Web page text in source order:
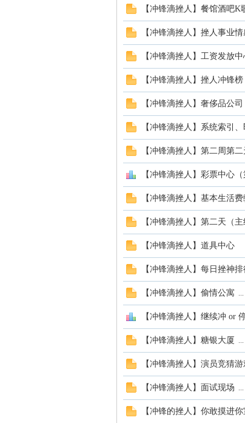
【冲锋滴挫人】餐馆酒吧
【冲锋滴挫人】挫人事业
【冲锋滴挫人】工资发放中
【冲锋滴挫人】挫人冲锋榜
【冲锋滴挫人】奢侈品公
【冲锋滴挫人】系统索引
【冲锋滴挫人】第二周第
【冲锋滴挫人】彩票中心
【冲锋滴挫人】基本生活
【冲锋滴挫人】第二天（主
【冲锋滴挫人】道具中心
【冲锋滴挫人】每日挫神
【冲锋滴挫人】偷情公寓 ...
【冲锋滴挫人】继续冲 or
【冲锋滴挫人】糖银大厦 ...
【冲锋滴挫人】演员竞猜游
【冲锋滴挫人】面试现场 ...
【冲锋的挫人】你敢摸进